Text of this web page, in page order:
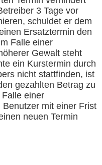
3 Tage vor
schuldet er dem
Ersatztermin den
Falle einer
Gewalt steht
ein Kurstermin durch
nicht stattfinden, ist
gezahlten Betrag zu
einer
mit einer Frist
neuen Termin